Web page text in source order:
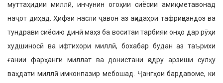
муттаҳидии миллӣ, инчунин огоҳии сиёсии амиқ метавонад
наҷот диҳад. Ҳифзи насли ҷавон аз ақидаҳои тафриқаандоз ва
тундрави сиёсию динӣ маҳз ба воситаи тарбияи онҳо дар рӯҳи
худшиносӣ ва ифтихори миллӣ, бохабар будан аз таърихи
ғании фарҳанги мил­лат ва донистани қадру арзиши сулҳу
ваҳдати миллӣ имконпазир мебошад. Ҷангҳои бардавоме, ки